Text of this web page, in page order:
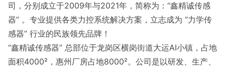
司，分别成立于2009年与2021年，简称为：“鑫精诚传感
器” 。专业提供各类力控系统解决方案，立志成为 “力学传
感器” 行业的民族领先品牌！
“鑫精诚传感器” 总部位于龙岗区横岗街道大运AI小镇，占地
面积4000²，惠州厂房占地8000²。公司是以研发、生产、